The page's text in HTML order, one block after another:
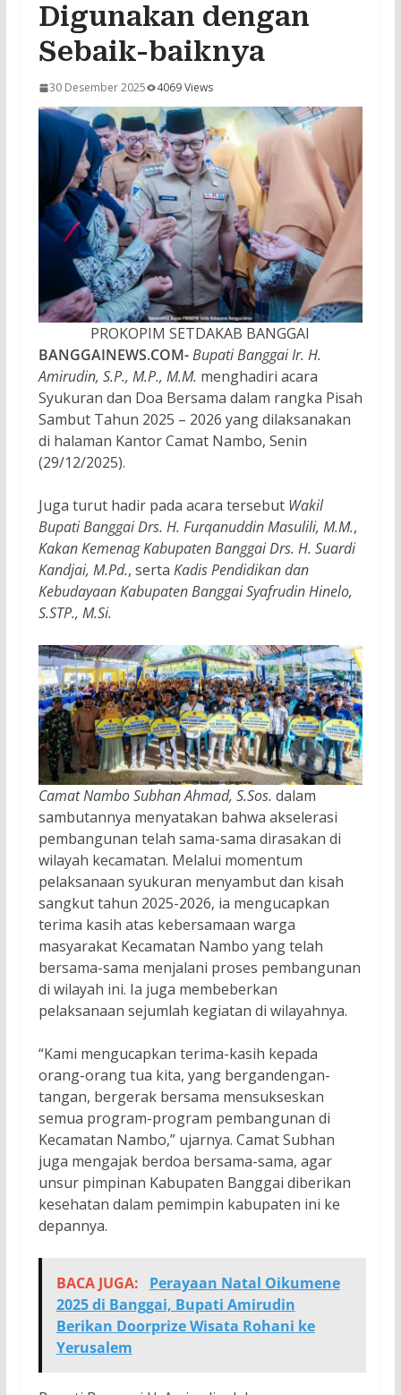
Digunakan dengan
Sebaik-baiknya
30 Desember 2025 4069 Views
PROKOPIM SETDAKAB BANGGAI
BANGGAINEWS.COM-Bupati Banggai Ir. H.
Amirudin, S.P., M.P., M.M. menghadiri acara
Syukuran dan Doa Bersama dalam rangka Pisah
Sambut Tahun 2025 – 2026 yang dilaksanakan
di halaman Kantor Camat Nambo, Senin
(29/12/2025).
Juga turut hadir pada acara tersebut Wakil
Bupati Banggai Drs. H. Furqanuddin Masulili, M.M.,
Kakan Kemenag Kabupaten Banggai Drs. H. Suardi
Kandjai, M.Pd., serta Kadis Pendidikan dan
Kebudayaan Kabupaten Banggai Syafrudin Hinelo,
S.STP., M.Si.
Camat Nambo Subhan Ahmad, S.Sos. dalam
sambutannya menyatakan bahwa akselerasi
pembangunan telah sama-sama dirasakan di
wilayah kecamatan. Melalui momentum
pelaksanaan syukuran menyambut dan kisah
sangkut tahun 2025-2026, ia mengucapkan
terima kasih atas kebersamaan warga
masyarakat Kecamatan Nambo yang telah
bersama-sama menjalani proses pembangunan
di wilayah ini. Ia juga membeberkan
pelaksanaan sejumlah kegiatan di wilayahnya.
“Kami mengucapkan terima-kasih kepada
orang-orang tua kita, yang bergandengan-
tangan, bergerak bersama mensukseskan
semua program-program pembangunan di
Kecamatan Nambo,” ujarnya. Camat Subhan
juga mengajak berdoa bersama-sama, agar
unsur pimpinan Kabupaten Banggai diberikan
kesehatan dalam pemimpin kabupaten ini ke
depannya.
BACA JUGA:
Perayaan Natal Oikumene
2025 di Banggai, Bupati Amirudin
Berikan Doorprize Wisata Rohani ke
Yerusalem